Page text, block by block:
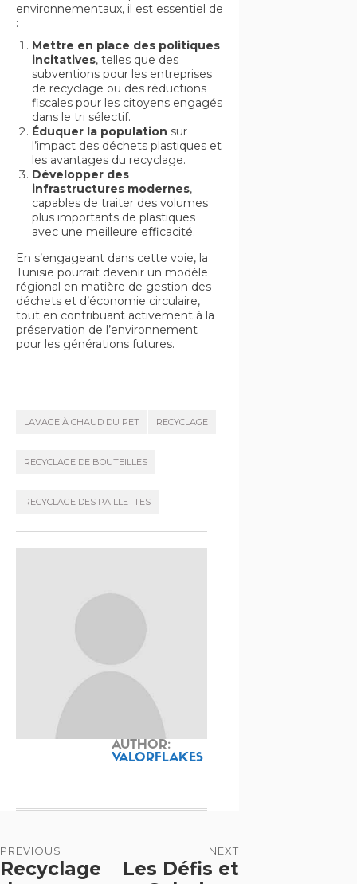
environnementaux, il est essentiel de
:
Mettre en place des politiques
incitatives, telles que des
subventions pour les entreprises
de recyclage ou des réductions
fiscales pour les citoyens engagés
dans le tri sélectif.
Éduquer la population sur
l’impact des déchets plastiques et
les avantages du recyclage.
Développer des
infrastructures modernes,
capables de traiter des volumes
plus importants de plastiques
avec une meilleure efficacité.
En s’engageant dans cette voie, la
Tunisie pourrait devenir un modèle
régional en matière de gestion des
déchets et d’économie circulaire,
tout en contribuant activement à la
préservation de l’environnement
pour les générations futures.
LAVAGE À CHAUD DU PET RECYCLAGE
RECYCLAGE DE BOUTEILLES
RECYCLAGE DES PAILLETTES
AUTHOR:
VALORFLAKES
PREVIOUS
Recyclage
NEXT
Les Défis et